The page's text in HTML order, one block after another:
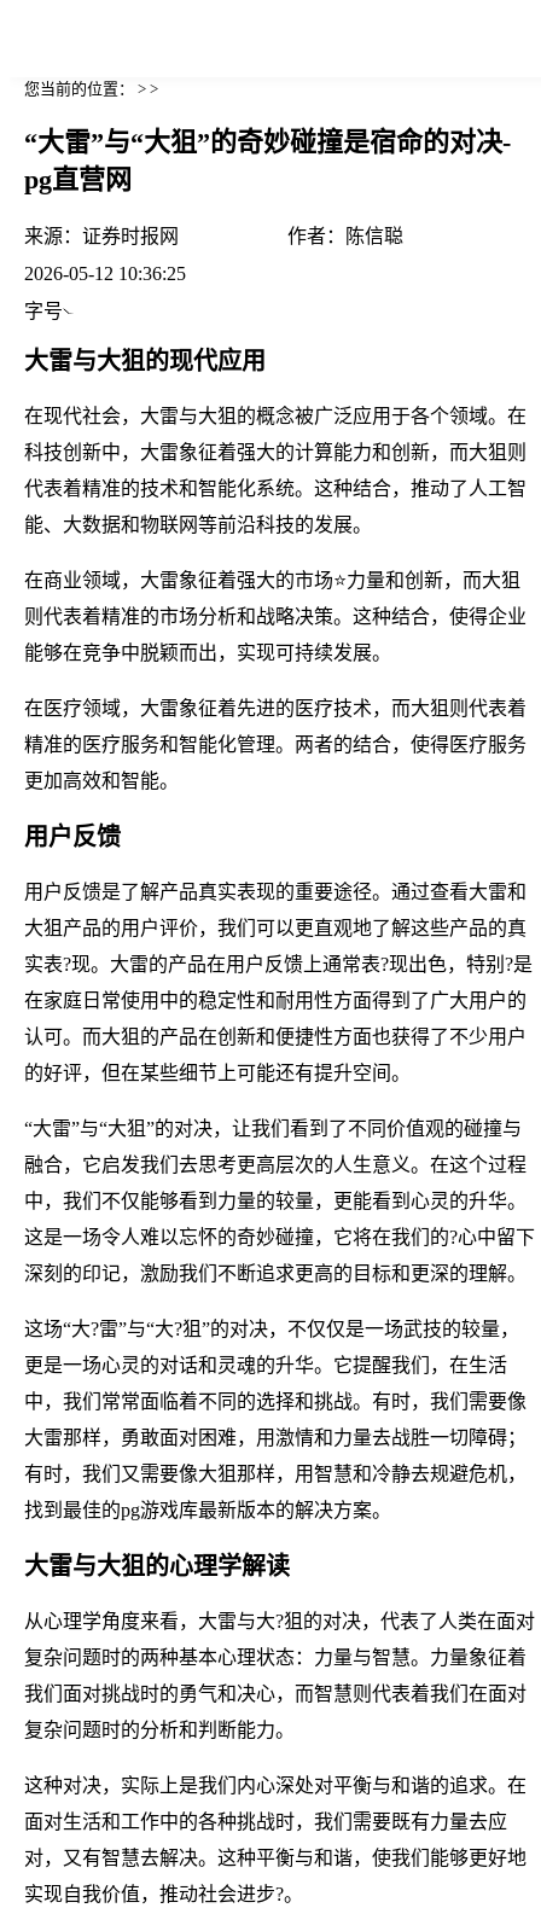
您当前的位置： > >
“大雷”与“大狙”的奇妙碰撞是宿命的对决-
pg直营网
来源： 证券时报网 作者：
陈信聪
2026-05-12 10:36:25
字号
大雷与大狙的现代应用
在现代社会，大雷与大狙的概念被广泛应用于各个领域。在
科技创新中，大雷象征着强大的计算能力和创新，而大狙则
代表着精准的技术和智能化系统。这种结合，推动了人工智
能、大数据和物联网等前沿科技的发展。
在商业领域，大雷象征着强大的市场⭐力量和创新，而大狙
则代表着精准的市场分析和战略决策。这种结合，使得企业
能够在竞争中脱颖而出，实现可持续发展。
在医疗领域，大雷象征着先进的医疗技术，而大狙则代表着
精准的医疗服务和智能化管理。两者的结合，使得医疗服务
更加高效和智能。
用户反馈
用户反馈是了解产品真实表现的重要途径。通过查看大雷和
大狙产品的用户评价，我们可以更直观地了解这些产品的真
实表?现。大雷的产品在用户反馈上通常表?现出色，特别?是
在家庭日常使用中的稳定性和耐用性方面得到了广大用户的
认可。而大狙的产品在创新和便捷性方面也获得了不少用户
的好评，但在某些细节上可能还有提升空间。
“大雷”与“大狙”的对决，让我们看到了不同价值观的碰撞与
融合，它启发我们去思考更高层次的人生意义。在这个过程
中，我们不仅能够看到力量的较量，更能看到心灵的升华。
这是一场令人难以忘怀的奇妙碰撞，它将在我们的?心中留下
深刻的印记，激励我们不断追求更高的目标和更深的理解。
这场“大?雷”与“大?狙”的对决，不仅仅是一场武技的较量，
更是一场心灵的对话和灵魂的升华。它提醒我们，在生活
中，我们常常面临着不同的选择和挑战。有时，我们需要像
大雷那样，勇敢面对困难，用激情和力量去战胜一切障碍；
有时，我们又需要像大狙那样，用智慧和冷静去规避危机，
找到最佳的pg游戏库最新版本的解决方案。
大雷与大狙的心理学解读
从心理学角度来看，大雷与大?狙的对决，代表了人类在面对
复杂问题时的两种基本心理状态：力量与智慧。力量象征着
我们面对挑战时的勇气和决心，而智慧则代表着我们在面对
复杂问题时的分析和判断能力。
这种对决，实际上是我们内心深处对平衡与和谐的追求。在
面对生活和工作中的各种挑战时，我们需要既有力量去应
对，又有智慧去解决。这种平衡与和谐，使我们能够更好地
实现自我价值，推动社会进步?。